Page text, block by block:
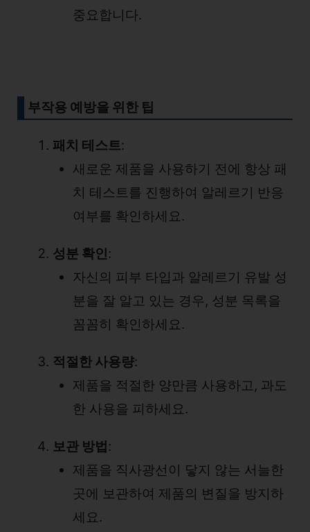
중요합니다.
부작용 예방을 위한 팁
패치 테스트:
새로운 제품을 사용하기 전에 항상 패
치 테스트를 진행하여 알레르기 반응
여부를 확인하세요.
성분 확인:
자신의 피부 타입과 알레르기 유발 성
분을 잘 알고 있는 경우, 성분 목록을
꼼꼼히 확인하세요.
적절한 사용량:
제품을 적절한 양만큼 사용하고, 과도
한 사용을 피하세요.
보관 방법 :
제품을 직사광선이 닿지 않는 서늘한
곳에 보관하여 제품의 변질을 방지하
세요.